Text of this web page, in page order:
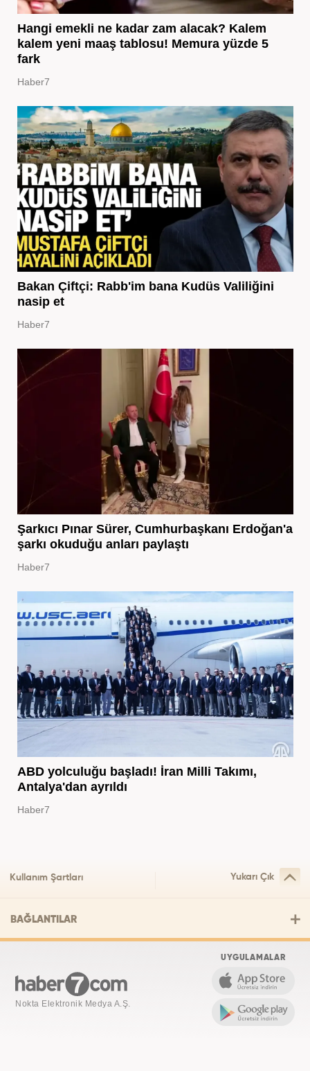
Hangi emekli ne kadar zam alacak? Kalem
kalem yeni maaş tablosu! Memura yüzde 5
fark
Haber7
Bakan Çiftçi: Rabb'im bana Kudüs Valiliğini
nasip et
Haber7
Şarkıcı Pınar Sürer, Cumhurbaşkanı Erdoğan'a
şarkı okuduğu anları paylaştı
Haber7
ABD yolculuğu başladı! İran Milli Takımı,
Antalya'dan ayrıldı
Haber7
Kullanım Şartları Yukarı Çık
BAĞLANTILAR
Nokta Elektronik Medya A.Ş.
UYGULAMALAR